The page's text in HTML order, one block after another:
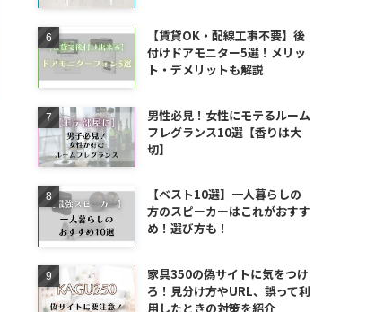
【賃貸OK・配線工事不要】後
付けドアモニター5選！メリッ
ト・デメリットも解説
男性必見！女性にモテるルーム
フレグランス10選【香りは大
切】
【ベスト10選】一人暮らしの
方のスピーカーはこれがおすす
め！選び方も！
家具350の偽サイトに気をつけ
ろ！見分け方やURL、誤って利
用したときの対策を紹介